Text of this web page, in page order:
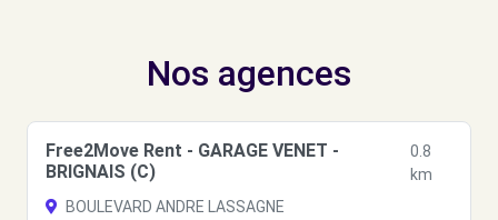
Nos agences
Free2Move Rent - GARAGE VENET -
BRIGNAIS (C)
0.8
km
BOULEVARD ANDRE LASSAGNE